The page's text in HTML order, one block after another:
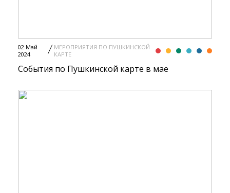
02 Май
2024
МЕРОПРИЯТИЯ ПО ПУШКИНСКОЙ
КАРТЕ
События по Пушкинской карте в мае